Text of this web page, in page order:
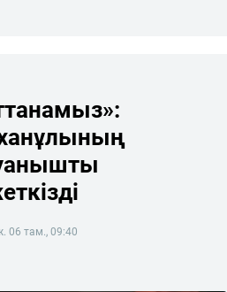
06 там., 09:40